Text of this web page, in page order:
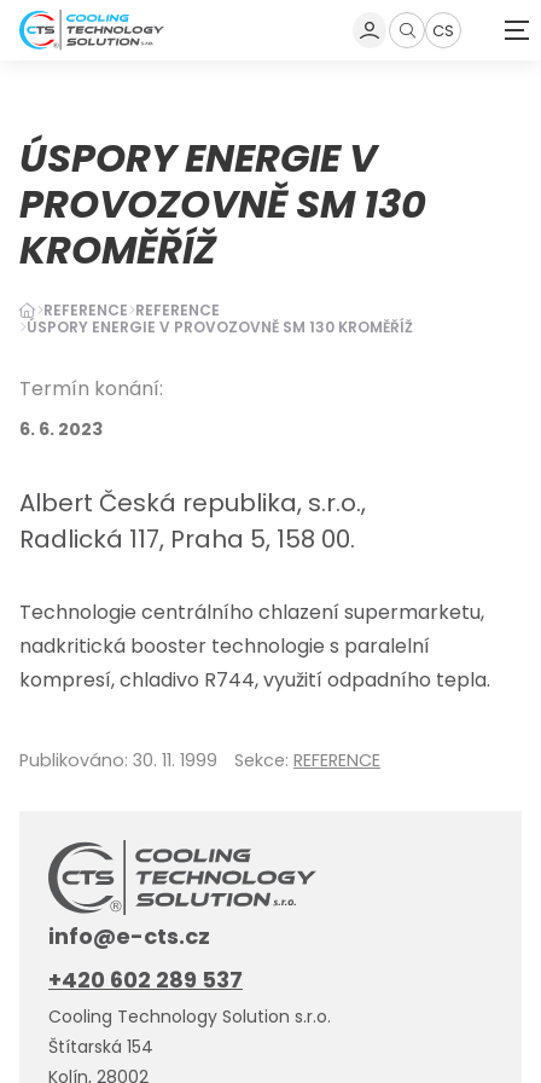
Zobrazit
vyhledávání
CS
ÚSPORY ENERGIE V
PROVOZOVNĚ SM 130
KROMĚŘÍŽ
REFERENCE REFERENCE
ÚSPORY ENERGIE V PROVOZOVNĚ SM 130 KROMĚŘÍŽ
Termín konání:
6. 6. 2023
Albert Česká republika, s.r.o.,
Radlická 117, Praha 5, 158 00.
Technologie centrálního chlazení supermarketu,
nadkritická booster technologie s paralelní
kompresí, chladivo R744, využití odpadního tepla.
Publikováno: 30. 11. 1999 Sekce: REFERENCE
Cooling Technology Solution s.r.o.
Štítarská 154
Kolín, 28002
info@e-cts.cz
+420 602 289 537